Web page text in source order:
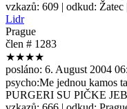
vzkazů: 609 | odkud: Žatec
Lidr
Prague
člen # 1283
★★★★
posláno: 6. August 2004
psycho:Me jednou kamos
PURGERI SU PIČKE